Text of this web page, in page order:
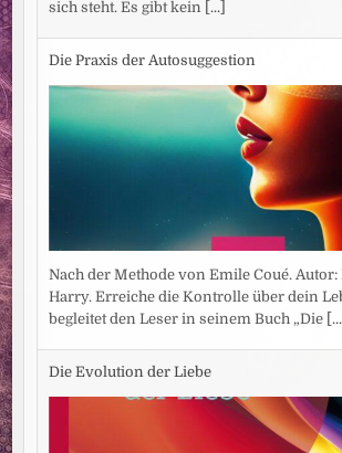
sich steht. Es gibt kein [...]
Die Praxis der Autosuggestion
Nach der Methode von Emile Coué. Autor:
Harry. Erreiche die Kontrolle über dein
begleitet den Leser in seinem Buch „Die [...]
Die Evolution der Liebe